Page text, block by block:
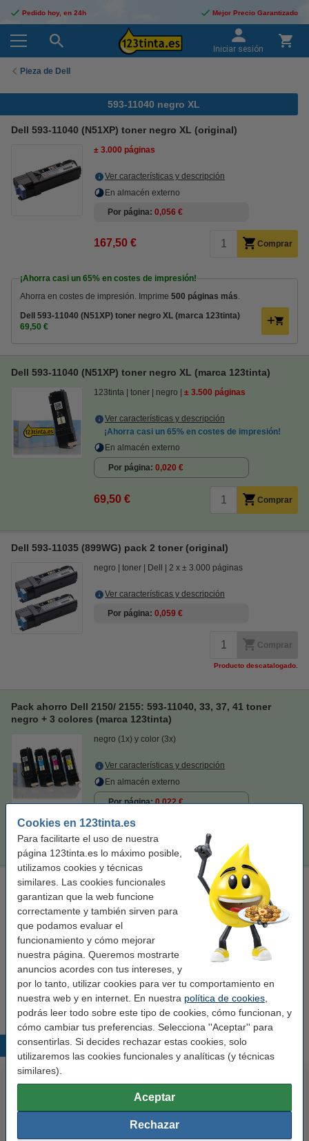
Cookies en 123tinta.es
Para facilitarte el uso de nuestra
página 123tinta.es lo máximo posible,
utilizamos cookies y técnicas
similares. Las cookies funcionales
garantizan que la web funcione
correctamente y también sirven para
que podamos evaluar el
funcionamiento y cómo mejorar
nuestra página. Queremos mostrarte
anuncios acordes con tus intereses, y
por lo tanto, utilizar cookies para ver tu comportamiento en
nuestra web y en internet. En nuestra política de cookies
podrás leer todo sobre este tipo de cookies, cómo funcionan, y
cómo cambiar tus preferencias. Selecciona ''Aceptar'' para
consentirlas. Si decides rechazar estas cookies, solo
utilizaremos las cookies funcionales y analíticas (y técnicas
similares).
Aceptar
Rechazar
Pedido hoy, en 24h Mejor Precio Garantizado
Iniciar sesión
Pieza de Dell
593-11040 negro XL
Dell 593-11040 (N51XP) toner negro XL (original)
± 3.000 páginas
Ver características y descripción
En almacén externo
Por página 0,056 €
167,50 € Comprar
¡Ahorra casi un 65% en costes de impresión!
Ahorra en costes de impresión. Imprime 500 páginas más.
Dell 593-11040 (N51XP) toner negro XL (marca 123tinta)
69,50 €
Dell 593-11040 (N51XP) toner negro XL (marca 123tinta)
123tinta toner negro ± 3.500 páginas
Ver características y descripción
¡Ahorra casi un 65% en costes de impresión!
En almacén externo
Por página 0,020 €
69,50 € Comprar
Dell 593-11035 (899WG) pack 2 toner (original)
negro toner Dell 2 x ± 3.000 páginas
Ver características y descripción
Por página 0,059 €
Comprar
Producto descatalogado.
Pack ahorro Dell 2150/ 2155: 593-11040, 33, 37, 41 toner
negro + 3 colores (marca 123tinta)
negro (1x) y color (3x)
Ver características y descripción
En almacén externo
Por página 0,022 €
269,00 €
Paño de limpieza para impresora láser
paño de limpieza amarillo 999099
Ver características y descripción
En stock
¡Recíbelo en 24 horas!
1,00 € Comprar
Productos destacados